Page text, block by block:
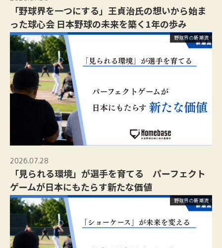
「野球界を一つにする」王貞治氏の想いから始ま
った球心会 日本野球の未来を築く1年の歩み
野球界の新潮流
2026.07.28
「見られる環境」が選手を育てる パーフェクト
ゲームが日本にもたらす新たな価値
野球界の新潮流